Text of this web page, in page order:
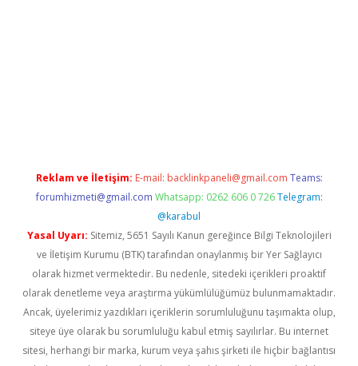
Reklam ve İletişim: E-mail: backlinkpaneli@gmail.com Teams:
forumhizmeti@gmail.com Whatsapp: 0262 606 0 726 Telegram:
@karabul
Yasal Uyarı: Sitemiz, 5651 Sayılı Kanun gereğince Bilgi Teknolojileri
ve İletişim Kurumu (BTK) tarafından onaylanmış bir Yer Sağlayıcı
olarak hizmet vermektedir. Bu nedenle, sitedeki içerikleri proaktif
olarak denetleme veya araştırma yükümlülüğümüz bulunmamaktadır.
Ancak, üyelerimiz yazdıkları içeriklerin sorumluluğunu taşımakta olup,
siteye üye olarak bu sorumluluğu kabul etmiş sayılırlar. Bu internet
sitesi, herhangi bir marka, kurum veya şahıs şirketi ile hiçbir bağlantısı